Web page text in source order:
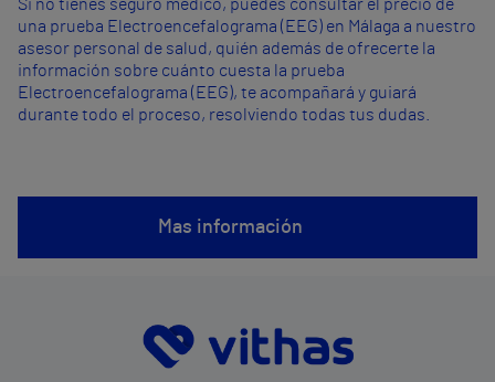
Si no tienes seguro médico, puedes consultar el precio de
una prueba Electroencefalograma (EEG) en Málaga a nuestro
asesor personal de salud, quién además de ofrecerte la
información sobre cuánto cuesta la prueba
Electroencefalograma (EEG), te acompañará y guiará
durante todo el proceso, resolviendo todas tus dudas.
Mas información